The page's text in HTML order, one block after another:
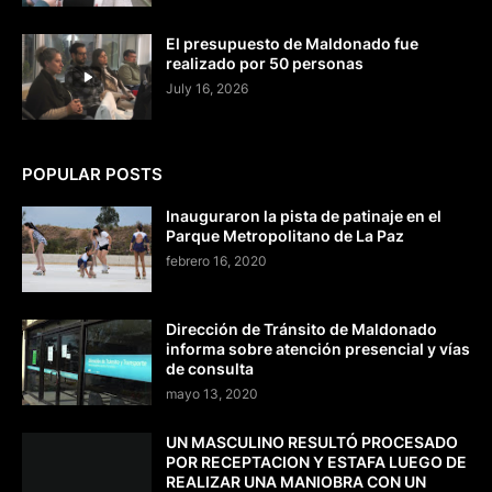
El presupuesto de Maldonado fue
realizado por 50 personas
July 16, 2026
POPULAR POSTS
Inauguraron la pista de patinaje en el
Parque Metropolitano de La Paz
febrero 16, 2020
Dirección de Tránsito de Maldonado
informa sobre atención presencial y vías
de consulta
mayo 13, 2020
UN MASCULINO RESULTÓ PROCESADO
POR RECEPTACION Y ESTAFA LUEGO DE
REALIZAR UNA MANIOBRA CON UN